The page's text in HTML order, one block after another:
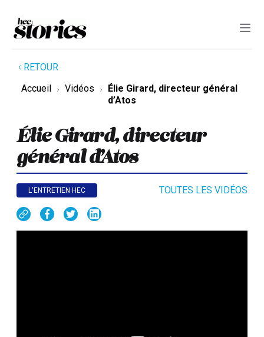
RETOUR
Accueil
Vidéos
Élie Girard, directeur général
d’Atos
Élie Girard, directeur
général d’Atos
L'ENTRETIEN HEC TOUTES LES VIDÉOS